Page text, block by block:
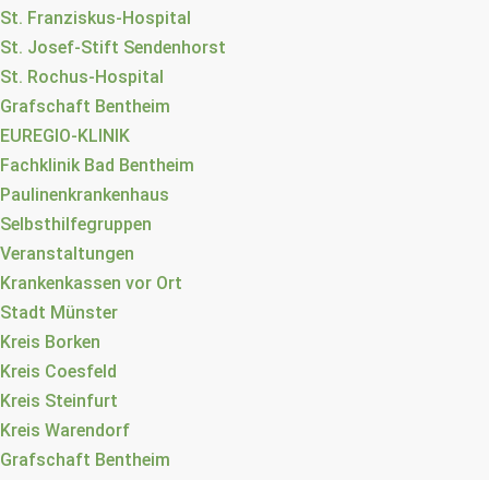
St. Franziskus-Hospital
St. Josef-Stift Sendenhorst
St. Rochus-Hospital
Grafschaft Bentheim
EUREGIO-KLINIK
Fachklinik Bad Bentheim
Paulinenkrankenhaus
Selbsthilfegruppen
Veranstaltungen
Krankenkassen vor Ort
Stadt Münster
Kreis Borken
Kreis Coesfeld
Kreis Steinfurt
Kreis Warendorf
Grafschaft Bentheim